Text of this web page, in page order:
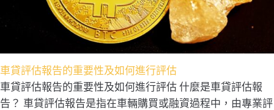
車貸評估報告的重要性及如何進行評估
車貸評估報告的重要性及如何進行評估 什麼是車貸評估報
告？ 車貸評估報告是指在車輛購買或融資過程中，由專業評